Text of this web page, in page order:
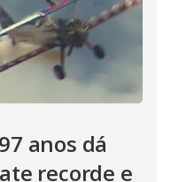
anos dá
recorde e